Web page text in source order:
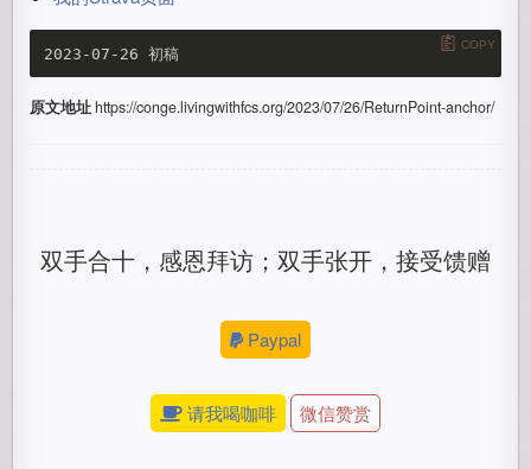
COPY
原文地址https://conge.livingwithfcs.org/2023/07/26/ReturnPoint-anchor/
双手合十，感恩拜访；双手张开，接受馈赠
Paypal
请我喝咖啡 微信赞赏